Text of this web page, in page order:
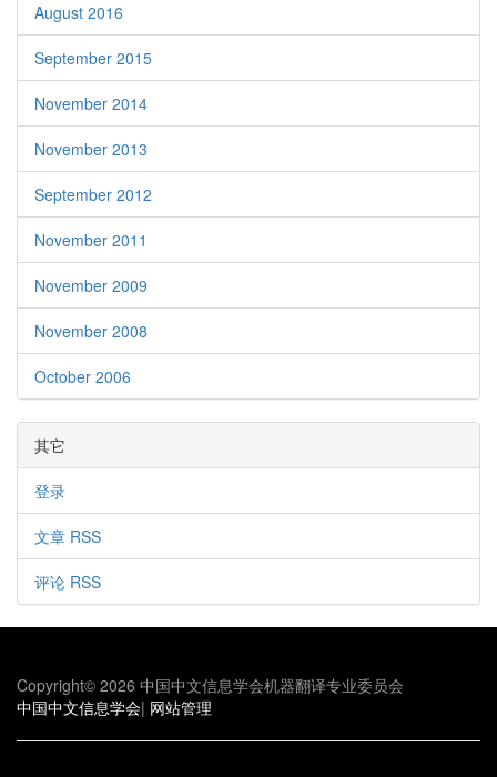
August 2016
September 2015
November 2014
November 2013
September 2012
November 2011
November 2009
November 2008
October 2006
其它
登录
文章 RSS
评论 RSS
Copyright© 2026 中国中文信息学会机器翻译专业委员会
中国中文信息学会| 网站管理